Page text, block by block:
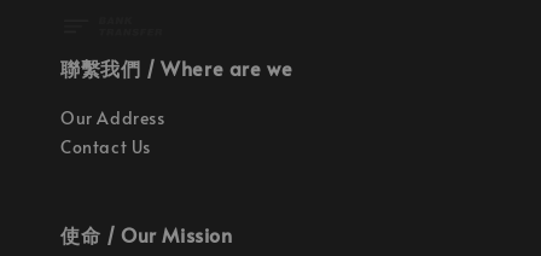
聯繫我們 / Where are we
Our Address
Contact Us
使命 / Our Mission